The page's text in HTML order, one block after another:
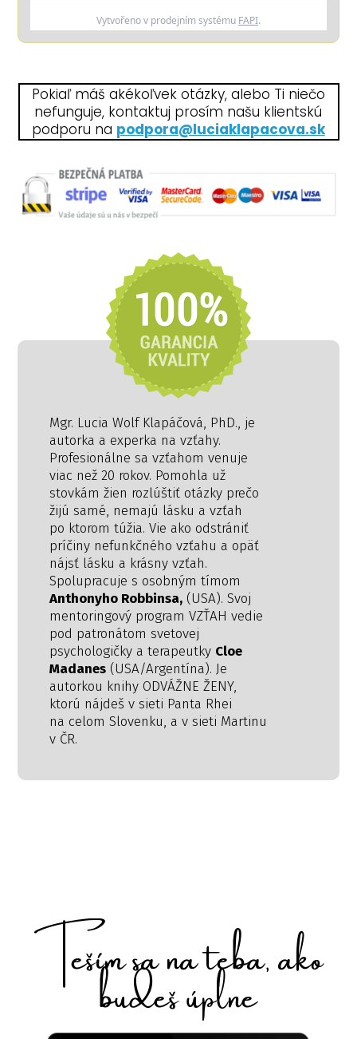
Vytvořeno v prodejním systému FAPI.
Pokiaľ máš akékoľvek otázky, alebo Ti niečo
nefunguje, kontaktuj prosím našu klientskú
podporu na podpora@luciaklapacova.sk
Mgr. Lucia Wolf Klapáčová, PhD., je
autorka a experka na vzťahy.
Profesionálne sa vzťahom venuje
viac než 20 rokov. Pomohla už
stovkám žien rozlúštiť otázky prečo
žijú samé, nemajú lásku a vzťah
po ktorom túžia. Vie ako odstrániť
príčiny nefunkčného vzťahu a opäť
nájsť lásku a krásny vzťah.
Spolupracuje s osobným tímom
Anthonyho Robbinsa,(USA). Svoj
mentoringový program VZŤAH vedie
pod patronátom svetovej
psychologičky a terapeutky Cloe
Madanes(USA/Argentína). Je
autorkou knihy ODVÁŽNE ŽENY,
ktorú nájdeš v sieti Panta Rhei
na celom Slovenku, a v sieti Martinu
v ČR.
Teším sa na teba, ako
budeš úplne